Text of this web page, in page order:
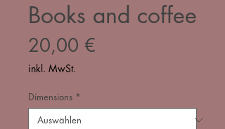
Books and coffee
20,00 €
inkl. MwSt.
Dimensions *